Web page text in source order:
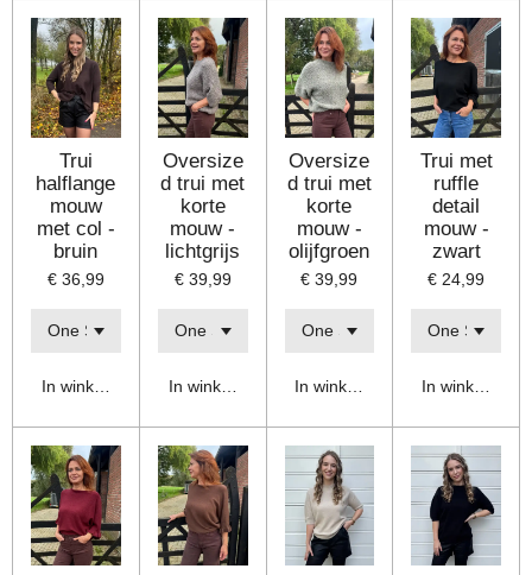
Trui
halflange
mouw
met col -
bruin
€ 36,99
In winkelwagen
Oversize
d trui met
korte
mouw -
lichtgrijs
€ 39,99
In winkelwagen
Oversize
d trui met
korte
mouw -
olijfgroen
€ 39,99
In winkelwagen
Trui met
ruffle
detail
mouw -
zwart
€ 24,99
In